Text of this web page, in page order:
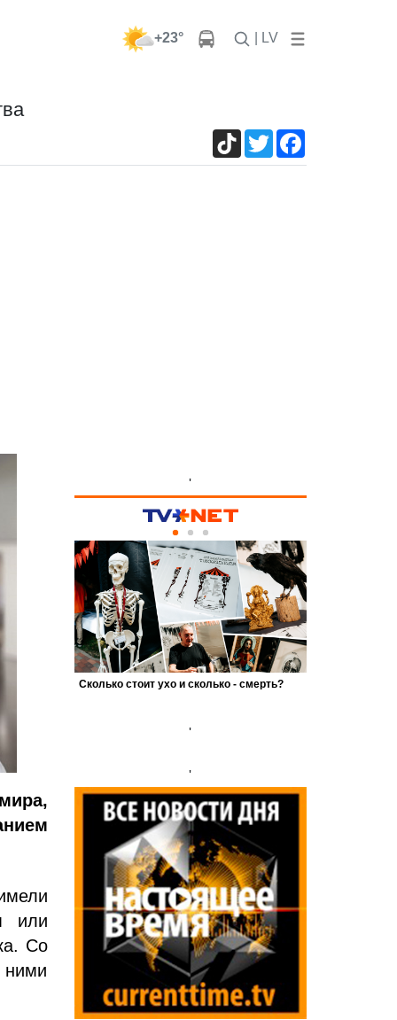
+23° | LV
TikTokTwitter
или
Со
'
'
'